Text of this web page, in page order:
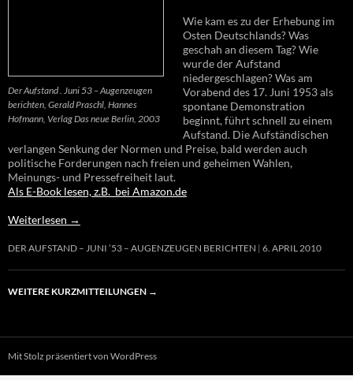
Der Aufstand . Juni 53 – Augenzeugen
berichten, Gerald Praschl, Hannes
Hofmann, Verlag Das neue Berlin, 2003
Wie kam es zu der Erhebung im
Osten Deutschlands? Was
geschah an diesem Tag? Wie
wurde der Aufstand
niedergeschlagen? Was am
Vorabend des 17. Juni 1953 als
spontane Demonstration
beginnt, führt schnell zu einem
Aufstand. Die Aufständischen
verlangen Senkung der Normen und Preise, bald werden auch
politische Forderungen nach freien und geheimen Wahlen,
Meinungs- und Pressefreiheit laut.
Als E-Book lesen, z.B. bei Amazon.de
Weiterlesen →
DER AUFSTAND – JUNI ’53 – AUGENZEUGEN BERICHTEN 6. APRIL 2010
WEITERE KURZMITTEILUNGEN →
Mit Stolz präsentiert von WordPress